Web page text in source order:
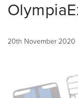
20th November 2020